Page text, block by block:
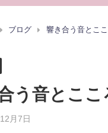
ブログ 響き合う音とこ
う音とここ
月7日